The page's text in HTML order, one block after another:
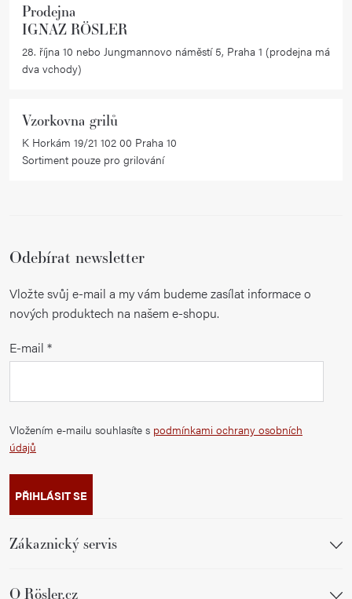
Prodejna
IGNAZ RÖSLER
28. října 10 nebo Jungmannovo náměstí 5, Praha 1 (prodejna má
dva vchody)
Vzorkovna grilů
K Horkám 19/21 102 00 Praha 10
Sortiment pouze pro grilování
Odebírat newsletter
Vložte svůj e-mail a my vám budeme zasílat informace o
nových produktech na našem e-shopu.
E-mail
Vložením e-mailu souhlasíte s podmínkami ochrany osobních
údajů
PŘIHLÁSIT SE
Zákaznický servis
O Rösler.cz